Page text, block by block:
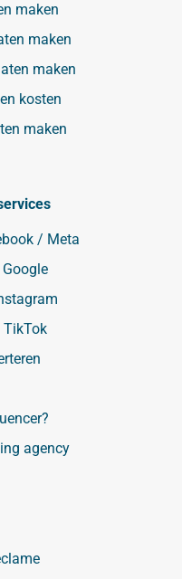
maken
maken
maken
kosten
maken
/ Meta
TikTok
agency